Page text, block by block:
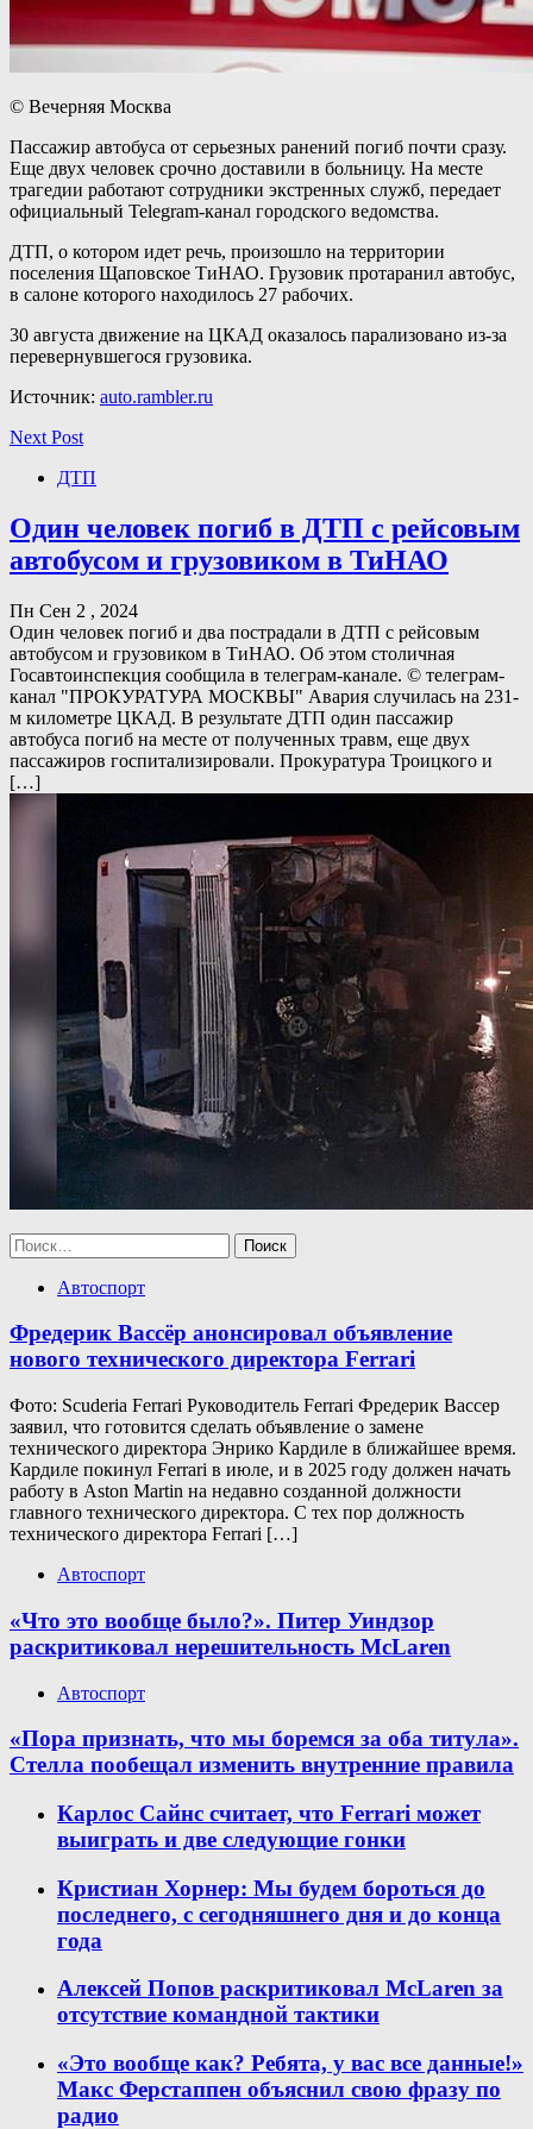
© Вечерняя Москва
Пассажир автобуса от серьезных ранений погиб почти сразу.
Еще двух человек срочно доставили в больницу. На месте
трагедии работают сотрудники экстренных служб, передает
официальный Telegram-канал городского ведомства.
ДТП, о котором идет речь, произошло на территории
поселения Щаповское ТиНАО. Грузовик протаранил автобус,
в салоне которого находилось 27 рабочих.
30 августа движение на ЦКАД оказалось парализовано из-за
перевернувшегося грузовика.
Источник: auto.rambler.ru
Next Post
ДТП
Один человек погиб в ДТП с рейсовым
автобусом и грузовиком в ТиНАО
Пн Сен 2 , 2024
Один человек погиб и два пострадали в ДТП с рейсовым
автобусом и грузовиком в ТиНАО. Об этом столичная
Госавтоинспекция сообщила в телеграм-канале. © телеграм-
канал "ПРОКУРАТУРА МОСКВЫ" Авария случилась на 231-
м километре ЦКАД. В результате ДТП один пассажир
автобуса погиб на месте от полученных травм, еще двух
пассажиров госпитализировали. Прокуратура Троицкого и
[…]
Найти:
Автоспорт
Фредерик Вассёр анонсировал объявление
нового технического директора Ferrari
Фото: Scuderia Ferrari Руководитель Ferrari Фредерик Вассер
заявил, что готовится сделать объявление о замене
технического директора Энрико Кардиле в ближайшее время.
Кардиле покинул Ferrari в июле, и в 2025 году должен начать
работу в Aston Martin на недавно созданной должности
главного технического директора. С тех пор должность
технического директора Ferrari […]
Автоспорт
«Что это вообще было?». Питер Уиндзор
раскритиковал нерешительность McLaren
Автоспорт
«Пора признать, что мы боремся за оба титула».
Стелла пообещал изменить внутренние правила
Карлос Сайнс считает, что Ferrari может
выиграть и две следующие гонки
Кристиан Хорнер: Мы будем бороться до
последнего, с сегодняшнего дня и до конца
года
Алексей Попов раскритиковал McLaren за
отсутствие командной тактики
«Это вообще как? Ребята, у вас все данные!»
Макс Ферстаппен объяснил свою фразу по
радио